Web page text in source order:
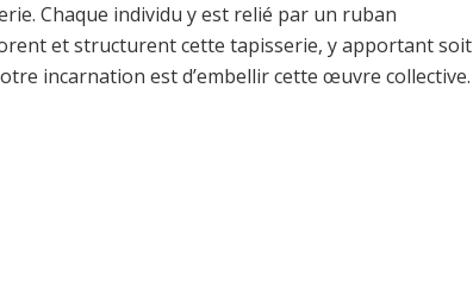
Chaque individu y est relié par un ruban
et structurent cette tapisserie, y apportant soit
incarnation est d’embellir cette œuvre collective.